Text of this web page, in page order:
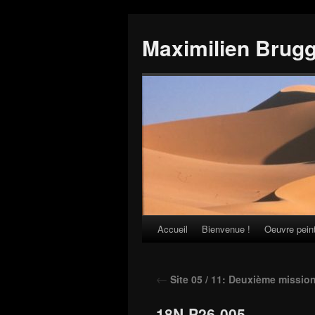
Maximilien
Skip
content
Accueil Bienvenue ! Oeuvre
← Site 05 / 11: Deuxième